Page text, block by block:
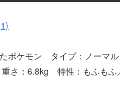
ポケモン タイプ：ノーマル
さ：6.8kg 特性：もふもふ